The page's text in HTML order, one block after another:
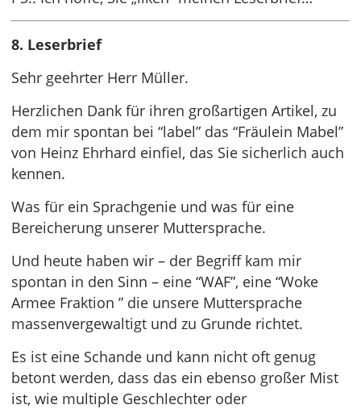
8. Leserbrief
Sehr geehrter Herr Müller.
Herzlichen Dank für ihren großartigen Artikel, zu
dem mir spontan bei “label” das “Fräulein Mabel”
von Heinz Ehrhard einfiel, das Sie sicherlich auch
kennen.
Was für ein Sprachgenie und was für eine
Bereicherung unserer Muttersprache.
Und heute haben wir – der Begriff kam mir
spontan in den Sinn – eine “WAF”, eine “Woke
Armee Fraktion ” die unsere Muttersprache
massenvergewaltigt und zu Grunde richtet.
Es ist eine Schande und kann nicht oft genug
betont werden, dass das ein ebenso großer Mist
ist, wie multiple Geschlechter oder